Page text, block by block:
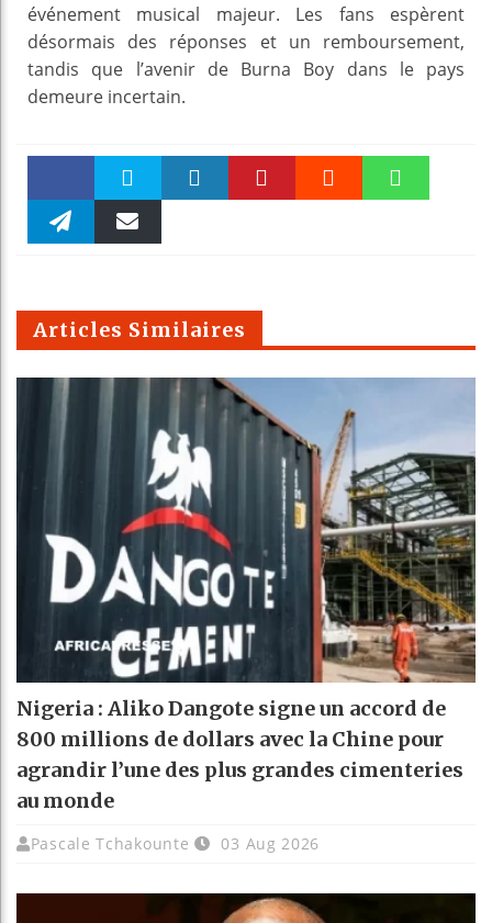
événement musical majeur. Les fans espèrent
désormais des réponses et un remboursement,
tandis que l’avenir de Burna Boy dans le pays
demeure incertain.
Faceboo Twitter
m
Articles Similaires
Nigeria : Aliko Dangote signe un accord de
800 millions de dollars avec la Chine pour
agrandir l’une des plus grandes cimenteries
au monde
Pascale Tchakounte 03 Aug 2026